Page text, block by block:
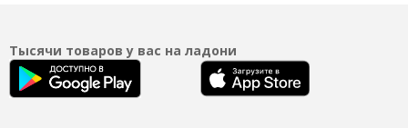
Тысячи товаров у вас на ладони